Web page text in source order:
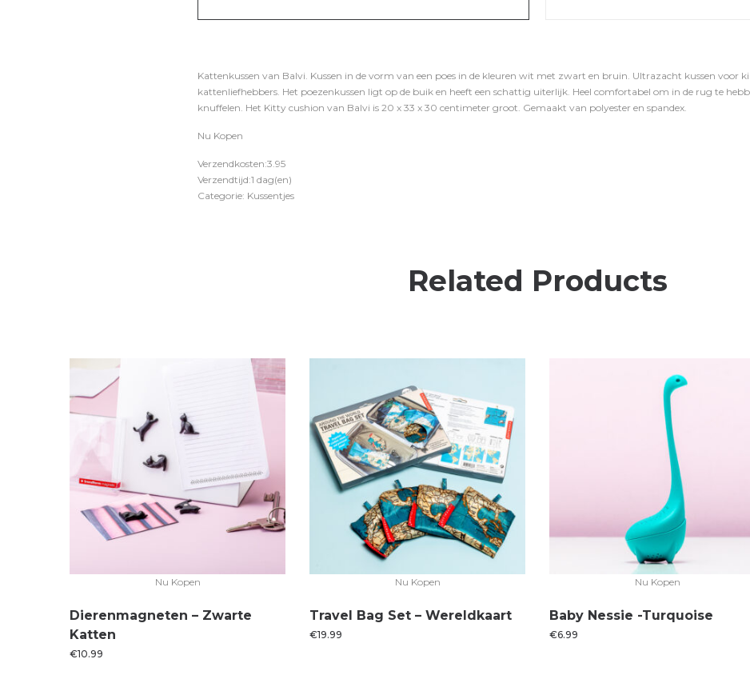
Kattenkussen van Balvi. Kussen in de vorm van een poes in de kleuren wit met zwart en bruin. Ultrazacht kussen voor
kattenliefhebbers. Het poezenkussen ligt op de buik en heeft een schattig uiterlijk. Heel comfortabel om in de rug te
knuffelen. Het Kitty cushion van Balvi is 20 x 33 x 30 centimeter groot. Gemaakt van polyester en spandex.
Nu Kopen
Verzendkosten:3.95
Verzendtijd:1 dag(en)
Categorie: Kussentjes
Related Products
Nu Kopen
Dierenmagneten – Zwarte
Katten
€10.99
Nu Kopen
Travel Bag Set – Wereldkaart
€19.99
Nu Kopen
Baby Nessie -Turquoise
€6.99